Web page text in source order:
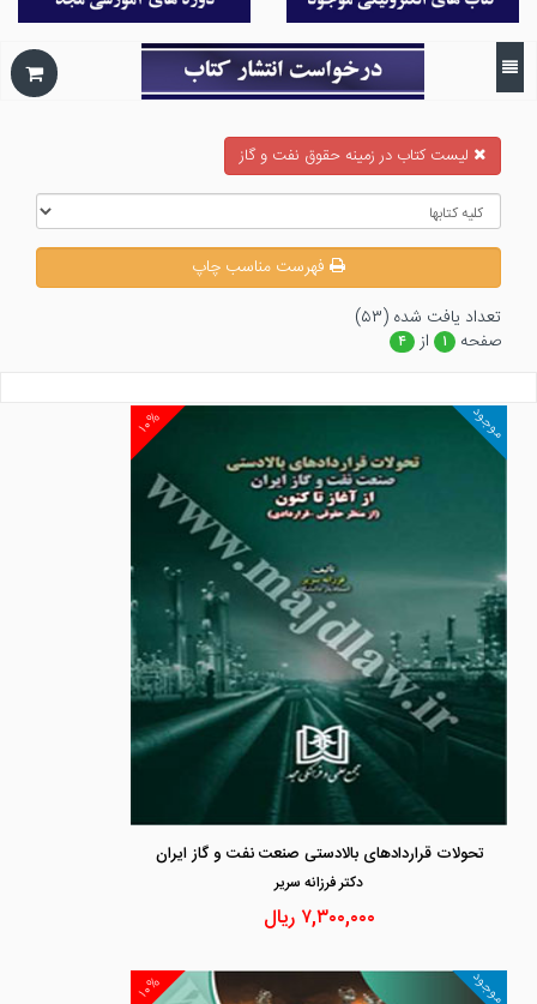
ليست كتاب در زمينه حقوق نفت و گاز
فهرست مناسب چاپ
تعداد يافت شده (۵۳)
صفحه
۱ از ۴
۱۰% موجود
تحولات قراردادهای بالادستی صنعت نفت و گاز ایران
دكتر فرزانه سرير
۷,۳۰۰,۰۰۰ ریال
۱۰% موجود